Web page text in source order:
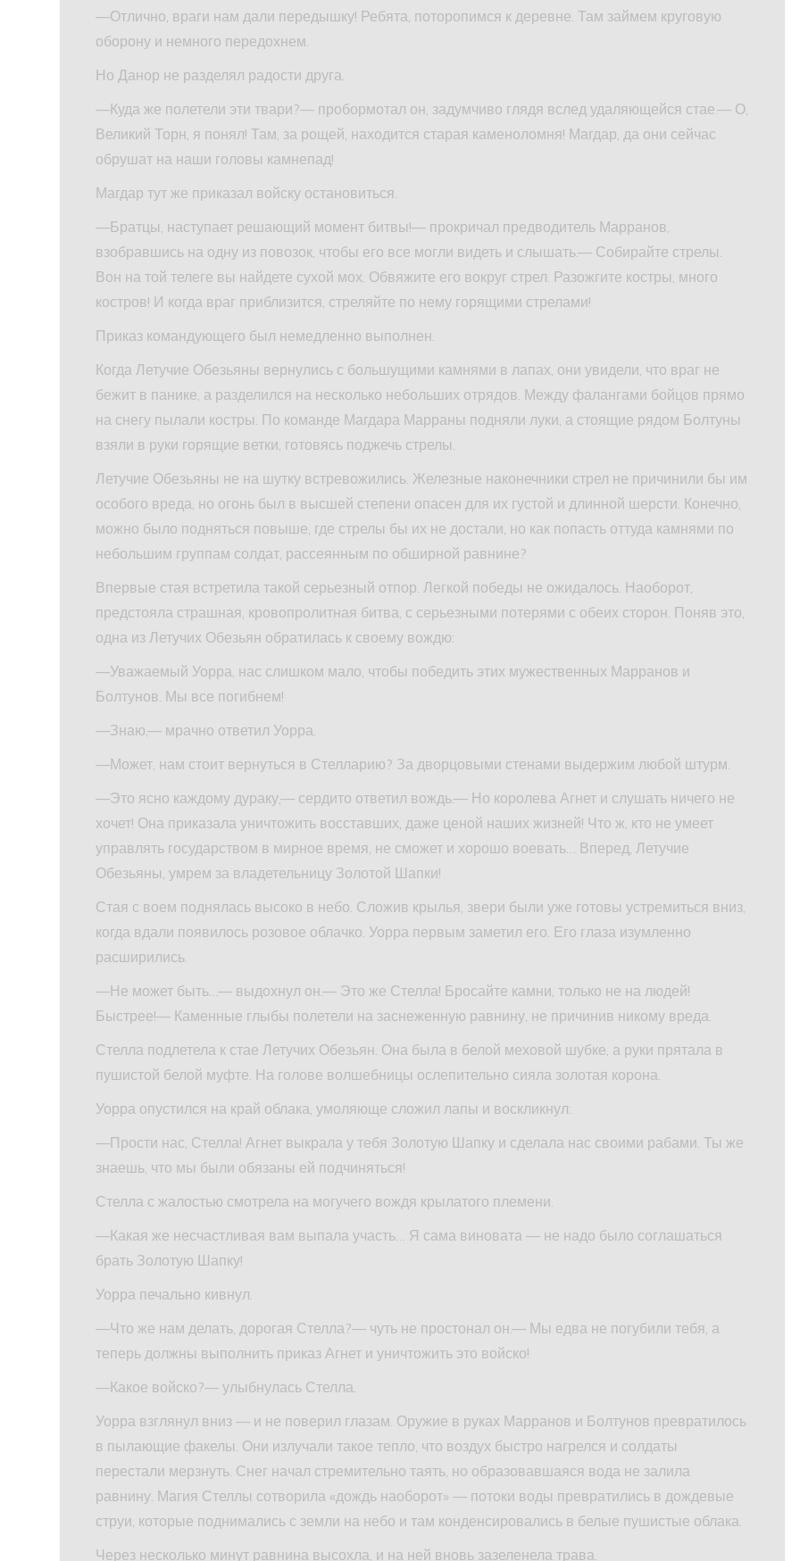
—Отлично, враги нам дали передышку! Ребята, поторопимся к деревне. Там займем круговую
оборону и немного передохнем.
Но Данор не разделял радости друга.
—Куда же полетели эти твари?— пробормотал он, задумчиво глядя вслед удаляющейся стае.— О,
Великий Торн, я понял! Там, за рощей, находится старая каменоломня! Магдар, да они сейчас
обрушат на наши головы камнепад!
Магдар тут же приказал войску остановиться.
—Братцы, наступает решающий момент битвы!— прокричал предводитель Марранов,
взобравшись на одну из повозок, чтобы его все могли видеть и слышать.— Собирайте стрелы.
Вон на той телеге вы найдете сухой мох. Обвяжите его вокруг стрел. Разожгите костры, много
костров! И когда враг приблизится, стреляйте по нему горящими стрелами!
Приказ командующего был немедленно выполнен.
Когда Летучие Обезьяны вернулись с большущими камнями в лапах, они увидели, что враг не
бежит в панике, а разделился на несколько небольших отрядов. Между фалангами бойцов прямо
на снегу пылали костры. По команде Магдара Марраны подняли луки, а стоящие рядом Болтуны
взяли в руки горящие ветки, готовясь поджечь стрелы.
Летучие Обезьяны не на шутку встревожились. Железные наконечники стрел не причинили бы им
особого вреда, но огонь был в высшей степени опасен для их густой и длинной шерсти. Конечно,
можно было подняться повыше, где стрелы бы их не достали, но как попасть оттуда камнями по
небольшим группам солдат, рассеянным по обширной равнине?
Впервые стая встретила такой серьезный отпор. Легкой победы не ожидалось. Наоборот,
предстояла страшная, кровопролитная битва, с серьезными потерями с обеих сторон. Поняв это,
одна из Летучих Обезьян обратилась к своему вождю:
—Уважаемый Уорра, нас слишком мало, чтобы победить этих мужественных Марранов и
Болтунов. Мы все погибнем!
—Знаю,— мрачно ответил Уорра.
—Может, нам стоит вернуться в Стелларию? За дворцовыми стенами выдержим любой штурм.
—Это ясно каждому дураку,— сердито ответил вождь.— Но королева Агнет и слушать ничего не
хочет! Она приказала уничтожить восставших, даже ценой наших жизней! Что ж, кто не умеет
управлять государством в мирное время, не сможет и хорошо воевать… Вперед, Летучие
Обезьяны, умрем за владетельницу Золотой Шапки!
Стая с воем поднялась высоко в небо. Сложив крылья, звери были уже готовы устремиться вниз,
когда вдали появилось розовое облачко. Уорра первым заметил его. Его глаза изумленно
расширились.
—Не может быть…— выдохнул он.— Это же Стелла! Бросайте камни, только не на людей!
Быстрее!— Каменные глыбы полетели на заснеженную равнину, не причинив никому вреда.
Стелла подлетела к стае Летучих Обезьян. Она была в белой меховой шубке, а руки прятала в
пушистой белой муфте. На голове волшебницы ослепительно сияла золотая корона.
Уорра опустился на край облака, умоляюще сложил лапы и воскликнул:
—Прости нас, Стелла! Агнет выкрала у тебя Золотую Шапку и сделала нас своими рабами. Ты же
знаешь, что мы были обязаны ей подчиняться!
Стелла с жалостью смотрела на могучего вождя крылатого племени.
—Какая же несчастливая вам выпала участь… Я сама виновата — не надо было соглашаться
брать Золотую Шапку!
Уорра печально кивнул.
—Что же нам делать, дорогая Стелла?— чуть не простонал он.— Мы едва не погубили тебя, а
теперь должны выполнить приказ Агнет и уничтожить это войско!
—Какое войско?— улыбнулась Стелла.
Уорра взглянул вниз — и не поверил глазам. Оружие в руках Марранов и Болтунов превратилось
в пылающие факелы. Они излучали такое тепло, что воздух быстро нагрелся и солдаты
перестали мерзнуть. Снег начал стремительно таять, но образовавшаяся вода не залила
равнину. Магия Стеллы сотворила «дождь наоборот» — потоки воды превратились в дождевые
струи, которые поднимались с земли на небо и там конденсировались в белые пушистые облака.
Через несколько минут равнина высохла, и на ней вновь зазеленела трава.